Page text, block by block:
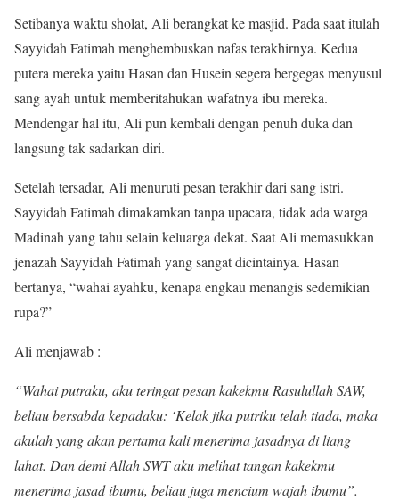
Setibanya waktu sholat, Ali berangkat ke masjid. Pada saat itulah
Sayyidah Fatimah menghembuskan nafas terakhirnya. Kedua
putera mereka yaitu Hasan dan Husein segera bergegas menyusul
sang ayah untuk memberitahukan wafatnya ibu mereka.
Mendengar hal itu, Ali pun kembali dengan penuh duka dan
langsung tak sadarkan diri.
Setelah tersadar, Ali menuruti pesan terakhir dari sang istri.
Sayyidah Fatimah dimakamkan tanpa upacara, tidak ada warga
Madinah yang tahu selain keluarga dekat. Saat Ali memasukkan
jenazah Sayyidah Fatimah yang sangat dicintainya. Hasan
bertanya, “wahai ayahku, kenapa engkau menangis sedemikian
rupa?”
Ali menjawab :
“Wahai putraku, aku teringat pesan kakekmu Rasulullah SAW,
beliau bersabda kepadaku: ‘Kelak jika putriku telah tiada, maka
akulah yang akan pertama kali menerima jasadnya di liang
lahat. Dan demi Allah SWT aku melihat tangan kakekmu
menerima jasad ibumu, beliau juga mencium wajah ibumu”.